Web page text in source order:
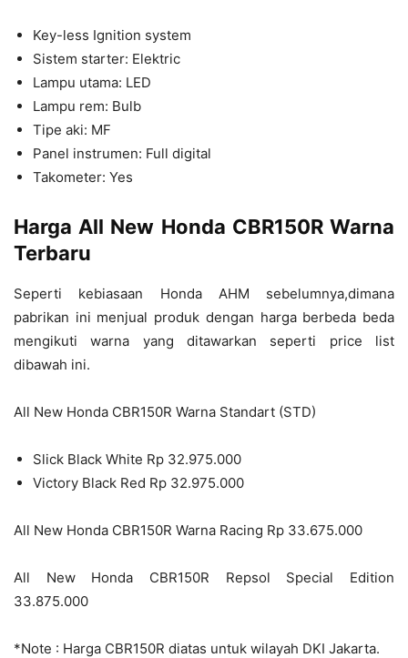
Key-less Ignition system
Sistem starter: Elektric
Lampu utama: LED
Lampu rem: Bulb
Tipe aki: MF
Panel instrumen: Full digital
Takometer: Yes
Harga All New Honda CBR150R Warna
Terbaru
Seperti kebiasaan Honda AHM sebelumnya,dimana
pabrikan ini menjual produk dengan harga berbeda beda
mengikuti warna yang ditawarkan seperti price list
dibawah ini.
All New Honda CBR150R Warna Standart (STD)
Slick Black White Rp 32.975.000
Victory Black Red Rp 32.975.000
All New Honda CBR150R Warna Racing Rp 33.675.000
All New Honda CBR150R Repsol Special Edition
33.875.000
*Note : Harga CBR150R diatas untuk wilayah DKI Jakarta.